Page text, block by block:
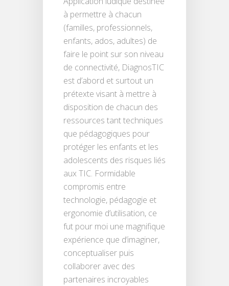
à permettre à chacun
(familles, professionnels,
enfants, ados, adultes) de
faire le point sur son niveau
de connectivité, DiagnosTIC
est d’abord et surtout un
prétexte visant à mettre à
disposition de chacun des
ressources tant techniques
que pédagogiques pour
protéger les enfants et les
adolescents des risques liés
aux TIC. Formidable
compromis entre
technologie, pédagogie et
ergonomie d’utilisation, ce
fut pour moi une magnifique
expérience que d’imaginer,
conceptualiser puis
collaborer avec des
partenaires incroyables